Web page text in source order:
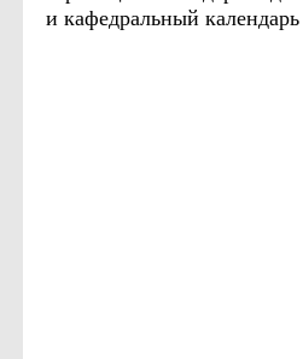
и кафедральный